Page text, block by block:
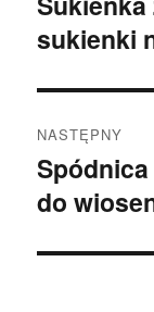
wpis:
sukienki
NASTĘPNY
Następny
wpis:
do